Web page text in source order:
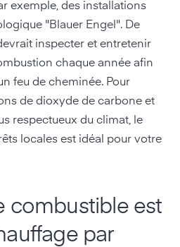
exemple, des installations
"Blauer Engel". De
inspecter et entretenir
chaque année afin
feu de cheminée. Pour
de dioxyde de carbone et
respectueux du climat, le
locales est idéal pour votre
combustible est
par